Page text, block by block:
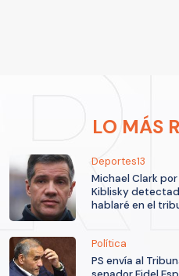
LO MÁS
Deportes13
Michael Clark
Kiblisky
hablaré en el
Política
PS envía al